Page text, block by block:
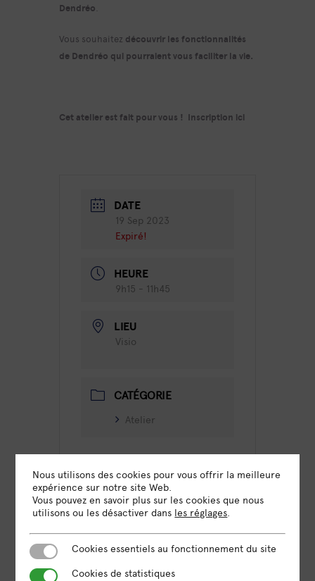
Dendréo
Vous souhaitez découvrir les fonctionnalités
de Dendréo qui pourraient vous faciliter la vie.
Cet atelier est fait pour vous ! Inscription ici
DATE
19 Sep 2023
Expiré!
HEURE
9h15 - 11h45
LIEU
Visio
CATÉGORIE
Atelier
Nous utilisons des cookies pour vous offrir la meilleure
expérience sur notre site Web.
Vous pouvez en savoir plus sur les cookies que nous
utilisons ou les désactiver dans les réglages.
Cookies essentiels au fonctionnement du site
Cookies essentiels au fonctionnement du site
Cookies de statistiques
Cookies de statistiques